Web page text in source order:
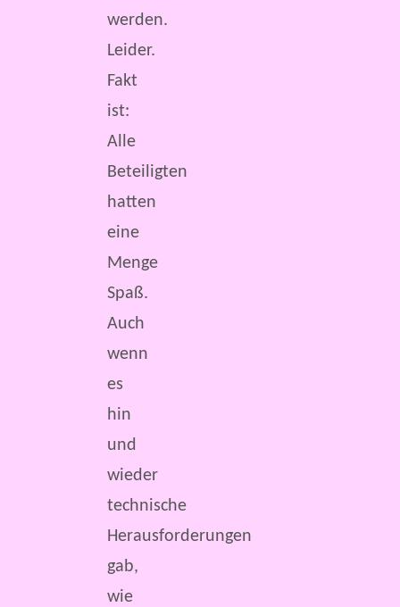
werden.
Leider.
Fakt
ist:
Alle
Beteiligten
hatten
eine
Menge
Spaß.
Auch
wenn
es
hin
und
wieder
technische
Herausforderungen
gab,
wie